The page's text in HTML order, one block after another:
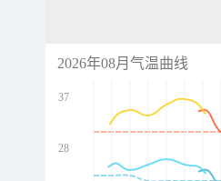
2026年08月气温曲线
37
28